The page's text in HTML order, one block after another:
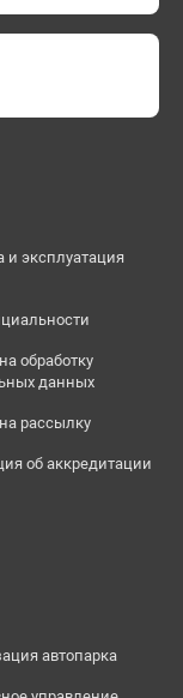
и эксплуатация
обработку
данных
рассылку
об аккредитации
автопарка